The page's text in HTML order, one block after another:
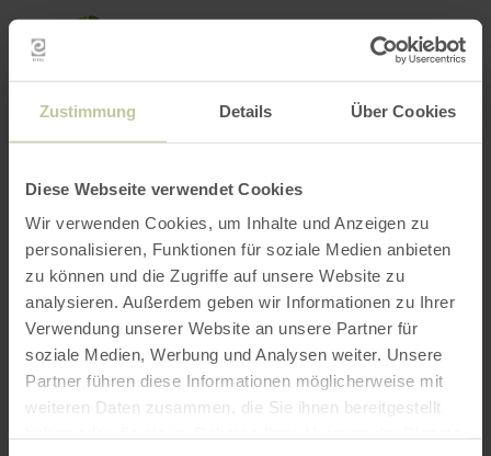
Zustimmung Details Über Cookies
Diese Webseite verwendet Cookies
Wir verwenden Cookies, um Inhalte und Anzeigen zu
personalisieren, Funktionen für soziale Medien anbieten
zu können und die Zugriffe auf unsere Website zu
analysieren. Außerdem geben wir Informationen zu Ihrer
Verwendung unserer Website an unsere Partner für
soziale Medien, Werbung und Analysen weiter. Unsere
Partner führen diese Informationen möglicherweise mit
weiteren Daten zusammen, die Sie ihnen bereitgestellt
CARTE INTERACTIVE
ma
Ouvrir le filtre